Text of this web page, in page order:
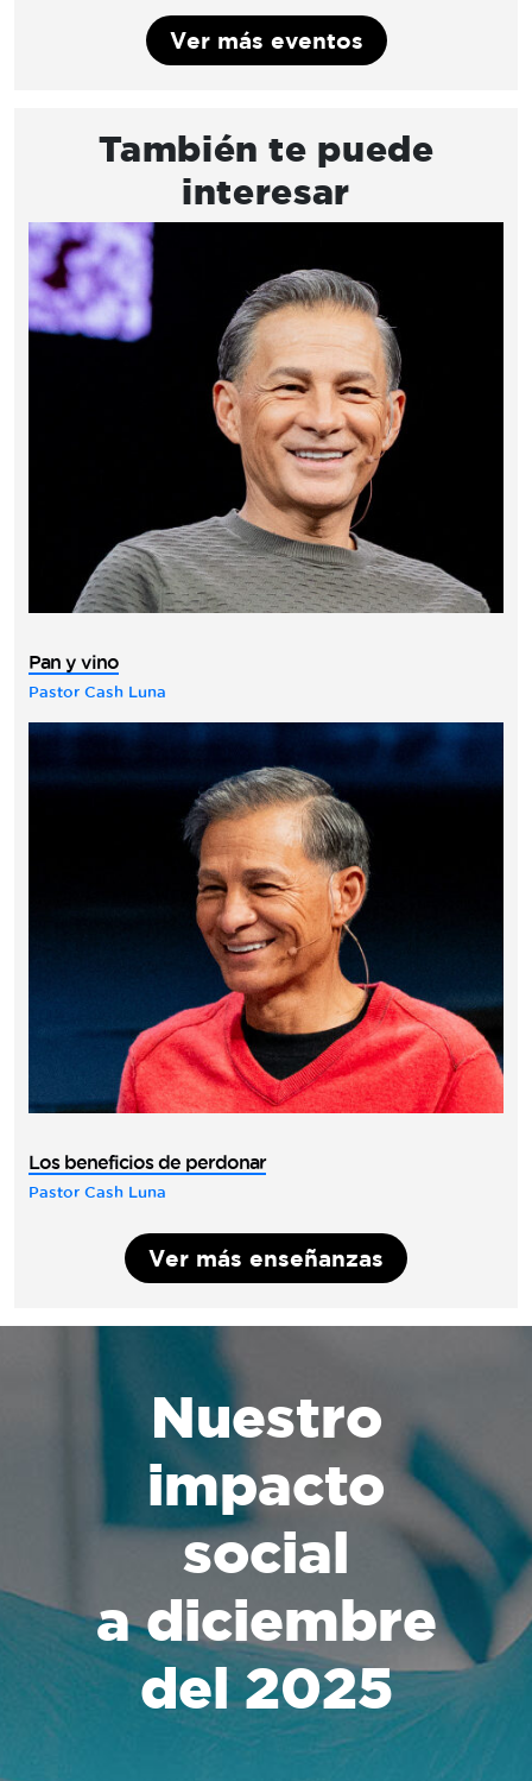
Ver más eventos
También te puede
interesar
Pan y vino
Pastor Cash Luna
Los beneficios de perdonar
Pastor Cash Luna
Ver más enseñanzas
Nuestro
impacto
social
a diciembre
del 2025